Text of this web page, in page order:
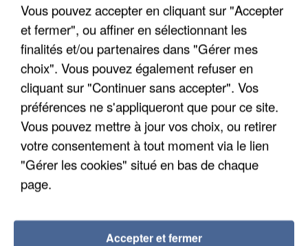
LES DONNÉES DE 300 000 CLIENTS DÉROBÉES À
INTERMARCHÉ APRÈS UNE...
Vous pouvez accepter en cliquant sur "Accepter
et fermer", ou affiner en sélectionnant les
finalités et/ou partenaires dans "Gérer mes
choix". Vous pouvez également refuser en
cliquant sur "Continuer sans accepter". Vos
préférences ne s'appliqueront que pour ce site.
Vous pouvez mettre à jour vos choix, ou retirer
votre consentement à tout moment via le lien
"Gérer les cookies" situé en bas de chaque
page.
Accepter et fermer